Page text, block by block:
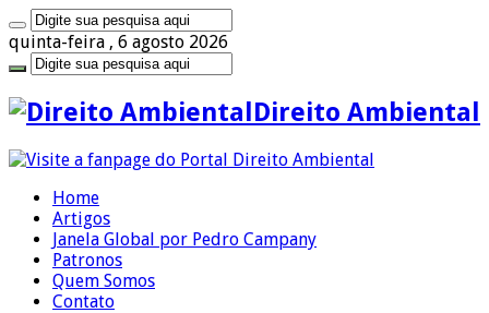
quinta-feira , 6 agosto 2026
Direito Ambiental
Home
Artigos
Janela Global por Pedro Campany
Patronos
Quem Somos
Contato